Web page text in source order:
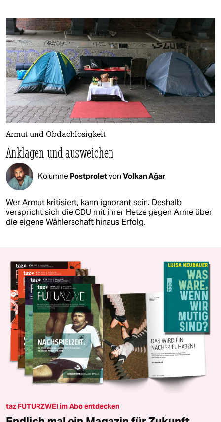
Armut und Obdachlosigkeit
Anklagen und ausweichen
Kolumne Postproletvon Volkan Ağar
Wer Armut kritisiert, kann ignorant sein. Deshalb
verspricht sich die CDU mit ihrer Hetze gegen Arme über
die eigene Wählerschaft hinaus Erfolg.
taz FUTURZWEI im Abo entdecken